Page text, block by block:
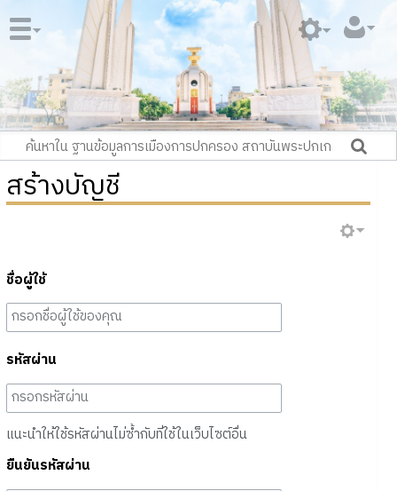
สร้างบัญชี
ชื่อผู้ใช้
รหัสผ่าน
แนะนำให้ใช้รหัสผ่านไม่ซ้ำกับที่ใช้ในเว็บไซต์อื่น
ยืนยันรหัสผ่าน